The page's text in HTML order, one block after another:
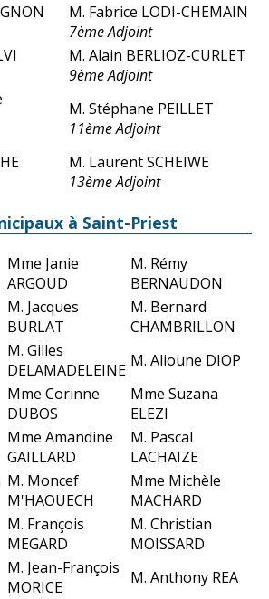
M. Fabrice LODI-CHEMAIN
7ème Adjoint
M. Alain BERLIOZ-CURLET
9ème Adjoint
M. Stéphane PEILLET
11ème Adjoint
M. Laurent SCHEIWE
13ème Adjoint
à Saint-Priest
Mme Janie
ARGOUD
M. Rémy
BERNAUDON
M. Jacques
BURLAT
M. Bernard
CHAMBRILLON
M. Gilles
DELAMADELEINE M. Alioune DIOP
Mme Corinne
DUBOS
Mme Suzana
ELEZI
Mme Amandine
GAILLARD
M. Pascal
LACHAIZE
M. Moncef
M'HAOUECH
Mme Michèle
MACHARD
M. François
MEGARD
M. Christian
MOISSARD
M. Jean-François
MORICE
M. Anthony REA